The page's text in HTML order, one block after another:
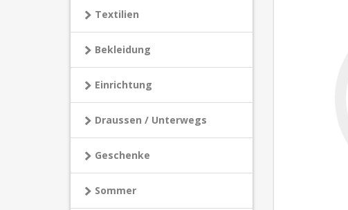
Textilien
Bekleidung
Einrichtung
Draussen / Unterwegs
Geschenke
Sommer